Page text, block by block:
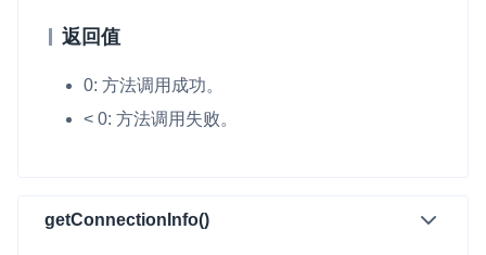
返回值
0: 方法调用成功。
< 0: 方法调用失败。
getConnectionInfo()